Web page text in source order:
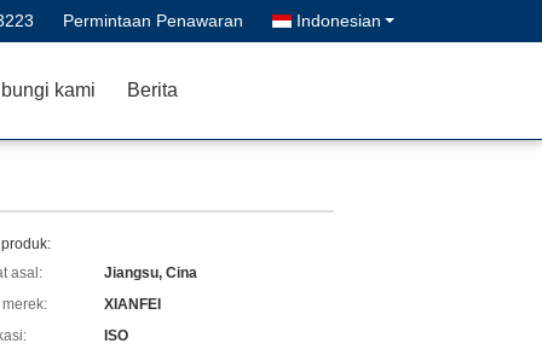
Permintaan Penawaran Indonesian
kami Berita
asal:
Jiangsu, Cina
merek:
XIANFEI
ISO